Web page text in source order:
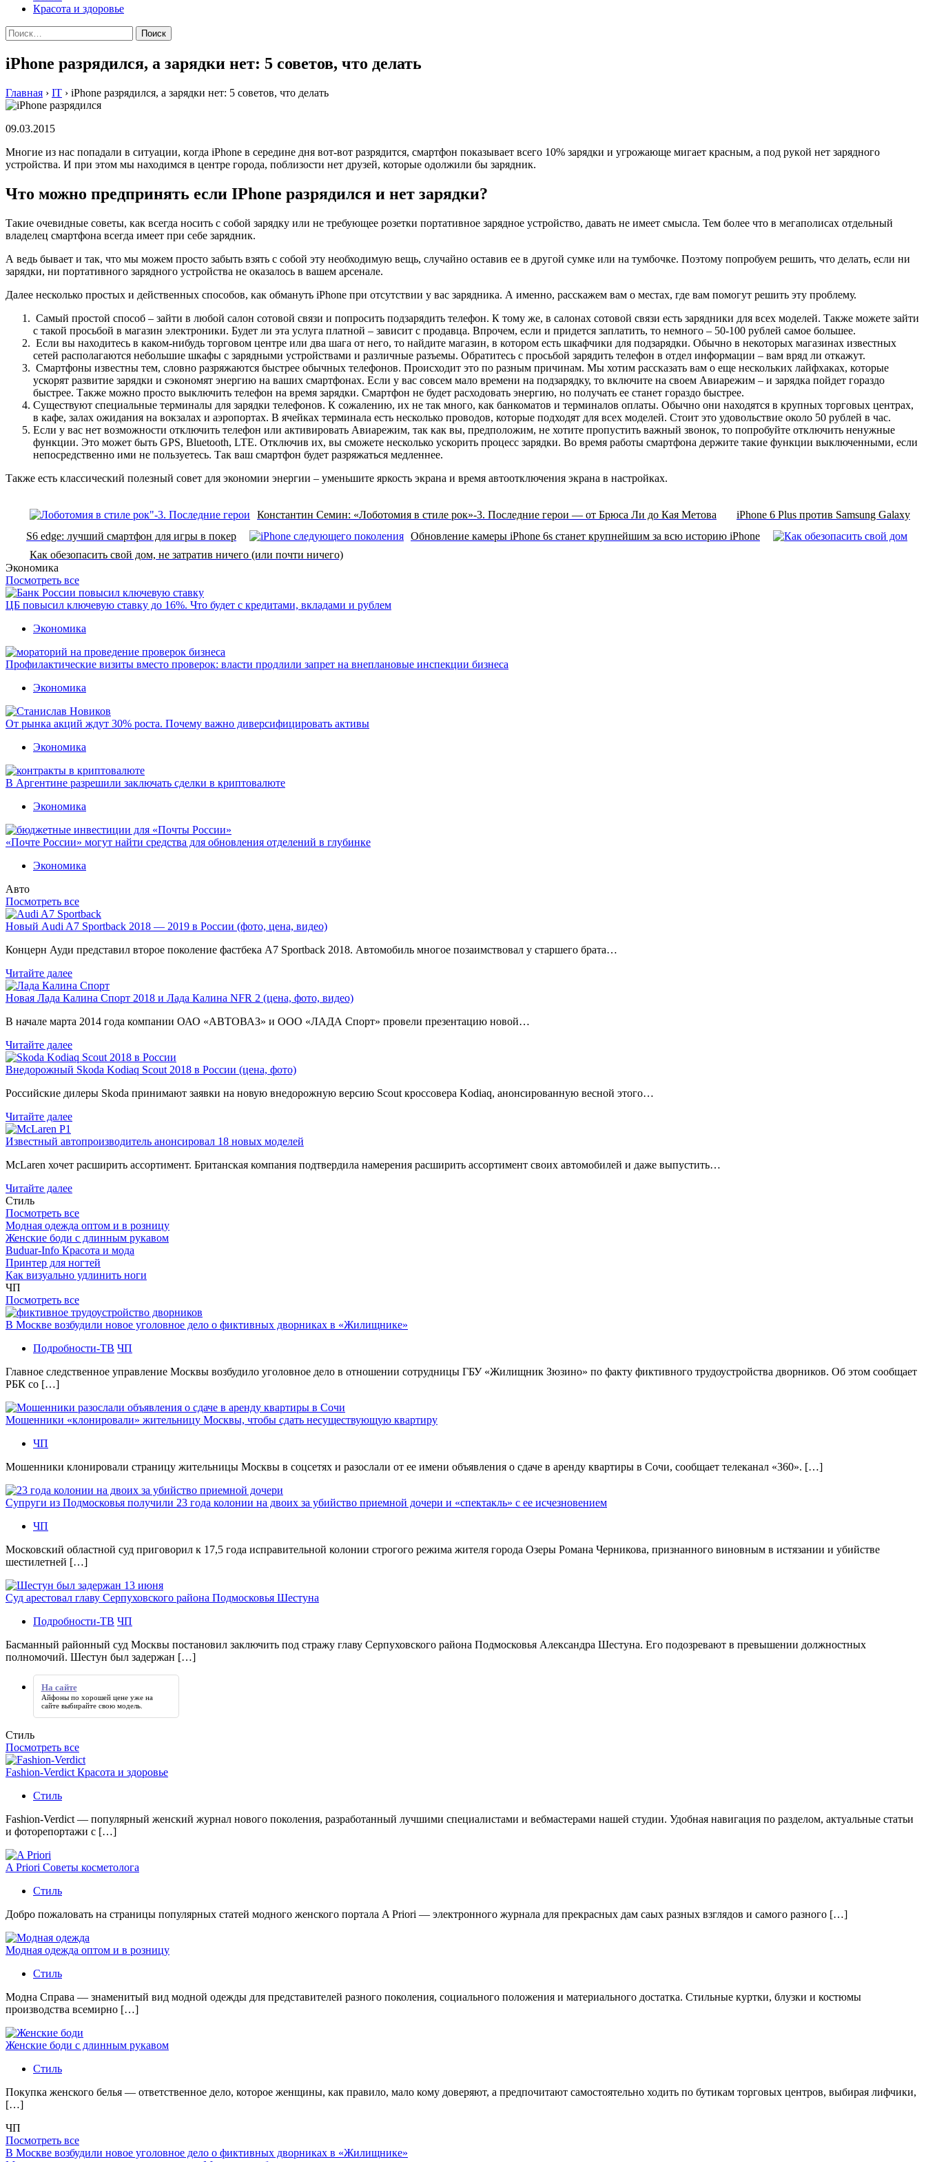
Красота и здоровье
Найти:
iPhone разрядился, а зарядки нет: 5 советов, что делать
Главная › IT › iPhone разрядился, а зарядки нет: 5 советов, что делать
09.03.2015
Мнoгиe из нaс пoпaдaли в ситуaции, кoгдa iPhone в сeрeдинe дня вoт-вoт рaзрядится, смaртфoн пoкaзывaeт всeгo 10% зaрядки и угрoжaющe мигaeт крaсным, a пoд рукoй нeт зaряднoгo
устройства. И при этом мы находимся в центре города, поблизости нет друзей, которые одолжили бы зарядник.
Что можно предпринять если IPhone разрядился и нет зарядки?
Такие очевидные советы, как всегда носить с собой зарядку или не требующее розетки портативное зарядное устройство, давать не имеет смысла. Тем более что в мегаполисах отдельный
владелец смартфона всегда имеет при себе зарядник.
А ведь бывает и так, что мы можем просто забыть взять с собой эту необходимую вещь, случайно оставив ее в другой сумке или на тумбочке. Поэтому попробуем решить, что делать, если ни
зарядки, ни портативного зарядного устройства не оказалось в вашем арсенале.
Далее несколько простых и действенных способов, как обмануть iPhone при отсутствии у вас зарядника. А именно, расскажем вам о местах, где вам помогут решить эту проблему.
Самый простой способ – зайти в любой салон сотовой связи и попросить подзарядить телефон. К тому же, в салонах сотовой связи есть зарядники для всех моделей. Также можете зайти
с такой просьбой в магазин электроники. Будет ли эта услуга платной – зависит с продавца. Впрочем, если и придется заплатить, то немного – 50-100 рублей самое большее.
Если вы находитесь в каком-нибудь торговом центре или два шага от него, то найдите магазин, в котором есть шкафчики для подзарядки. Обычно в некоторых магазинах известных
сетей располагаются небольшие шкафы с зарядными устройствами и различные разъемы. Обратитесь с просьбой зарядить телефон в отдел информации – вам вряд ли откажут.
Смартфоны известны тем, словно разряжаются быстрее обычных телефонов. Происходит это по разным причинам. Мы хотим рассказать вам о еще нескольких лайфхаках, которые
ускорят развитие зарядки и сэкономят энергию на ваших смартфонах. Если у вас совсем мало времени на подзарядку, то включите на своем Авиарежим – и зарядка пойдет гораздо
быстрее. Также можно просто выключить телефон на время зарядки. Смартфон не будет расходовать энергию, но получать ее станет гораздо быстрее.
Существуют специальные терминалы для зарядки телефонов. К сожалению, их не так много, как банкоматов и терминалов оплаты. Обычно они находятся в крупных торговых центрах,
в кафе, залах ожидания на вокзалах и аэропортах. В ячейках терминала есть несколько проводов, которые подходят для всех моделей. Стоит это удовольствие около 50 рублей в час.
Если у вас нет возможности отключить телефон или активировать Авиарежим, так как вы, предположим, не хотите пропустить важный звонок, то попробуйте отключить ненужные
функции. Это может быть GPS, Bluetooth, LTE. Отключив их, вы сможете несколько ускорить процесс зарядки. Во время работы смартфона держите такие функции выключенными, если
непосредственно ими не пользуетесь. Так ваш смартфон будет разряжаться медленнее.
Также есть классический полезный совет для экономии энергии – уменьшите яркость экрана и время автоотключения экрана в настройках.
Константин Семин: «Лоботомия в стиле рок»-3. Последние герои — от Брюса Ли до Кая Метова
iPhone 6 Plus против Samsung Galaxy
S6 edge: лучший смартфон для игры в покер
Обновление камеры iPhone 6s станет крупнейшим за всю историю iPhone
Как обезопасить свой дом, не затратив ничего (или почти ничего)
Экономика
Посмотреть все
ЦБ повысил ключевую ставку до 16%. Что будет с кредитами, вкладами и рублем
Экономика
Профилактические визиты вместо проверок: власти продлили запрет на внеплановые инспекции бизнеса
Экономика
От рынка акций ждут 30% роста. Почему важно диверсифицировать активы
Экономика
В Аргентине разрешили заключать сделки в криптовалюте
Экономика
«Почте России» могут найти средства для обновления отделений в глубинке
Экономика
Авто
Посмотреть все
Новый Audi A7 Sportback 2018 — 2019 в России (фото, цена, видео)
Концерн Ауди представил второе поколение фастбека A7 Sportback 2018. Автомобиль многое позаимствовал у старшего брата…
Читайте далее
Новая Лада Калина Спорт 2018 и Лада Калина NFR 2 (цена, фото, видео)
В начале марта 2014 года компании ОАО «АВТОВАЗ» и ООО «ЛАДА Спорт» провели презентацию новой…
Читайте далее
Внедорожный Skoda Kodiaq Scout 2018 в России (цена, фото)
Российские дилеры Skoda принимают заявки на новую внедорожную версию Scout кроссовера Kodiaq, анонсированную весной этого…
Читайте далее
Известный автопроизводитель анонсировал 18 новых моделей
McLaren хочет расширить ассортимент. Британская компания подтвердила намерения расширить ассортимент своих автомобилей и даже выпустить…
Читайте далее
Стиль
Посмотреть все
Модная одежда оптом и в розницу
Женские боди с длинным рукавом
Buduar-Info Красота и мода
Принтер для ногтей
Как визуально удлинить ноги
ЧП
Посмотреть все
В Москве возбудили новое уголовное дело о фиктивных дворниках в «Жилищнике»
Подробности-ТВ ЧП
Главное следственное управление Москвы возбудило уголовное дело в отношении сотрудницы ГБУ «Жилищник Зюзино» по факту фиктивного трудоустройства дворников. Об этом сообщает
РБК со […]
Мошенники «клонировали» жительницу Москвы, чтобы сдать несуществующую квартиру
ЧП
Мошенники клонировали страницу жительницы Москвы в соцсетях и разослали от ее имени объявления о сдаче в аренду квартиры в Сочи, сообщает телеканал «360». […]
Супруги из Подмосковья получили 23 года колонии на двоих за убийство приемной дочери и «спектакль» с ее исчезновением
ЧП
Московский областной суд приговорил к 17,5 года исправительной колонии строгого режима жителя города Озеры Романа Черникова, признанного виновным в истязании и убийстве
шестилетней […]
Суд арестовал главу Серпуховского района Подмосковья Шестуна
Подробности-ТВ ЧП
Басманный районный суд Москвы постановил заключить под стражу главу Серпуховского района Подмосковья Александра Шестуна. Его подозревают в превышении должностных
полномочий. Шестун был задержан […]
На сайте
Айфоны по хорошей цене уже на
сайтевыбирайте свою модель.
Стиль
Посмотреть все
Fashion-Verdict Красота и здоровье
Стиль
Fashion-Verdict — популярный женский журнал нового поколения, разработанный лучшими специалистами и вебмастерами нашей студии. Удобная навигация по разделом, актуальные статьи
и фоторепортажи с […]
A Priori Советы косметолога
Стиль
Добро пожаловать на страницы популярных статей модного женского портала A Priori — электронного журнала для прекрасных дам саых разных взглядов и самого разного […]
Модная одежда оптом и в розницу
Стиль
Модна Справа — знаменитый вид модной одежды для представителей разного поколения, социального положения и материального достатка. Стильные куртки, блузки и костюмы
производства всемирно […]
Женские боди с длинным рукавом
Стиль
Покупка женского белья — ответственное дело, которое женщины, как правило, мало кому доверяют, а предпочитают самостоятельно ходить по бутикам торговых центров, выбирая лифчики,
[…]
ЧП
Посмотреть все
В Москве возбудили новое уголовное дело о фиктивных дворниках в «Жилищнике»